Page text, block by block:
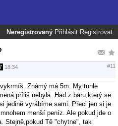
Neregistrovaný Přihlásit Registrovat
18:34 #11
Známý má 5m. My tuhle
příliš nebyla. Had z baru,který se
jedině vyrábíme sami. Přeci jen si je
menší peníz. Ale pokud jde o
Stejně,pokud Tě "chytne", tak